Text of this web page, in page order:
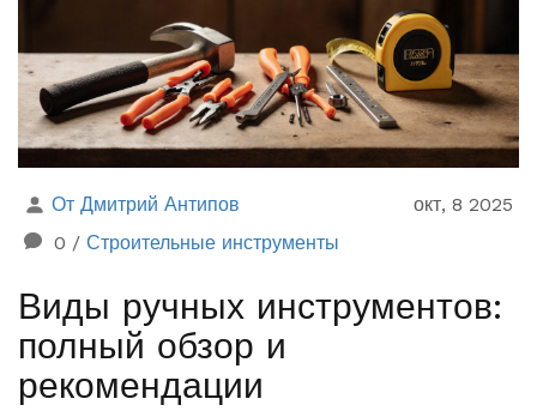
От Дмитрий Антипов
окт, 8 2025
0 / Строительные инструменты
Виды ручных инструментов:
полный обзор и
рекомендации